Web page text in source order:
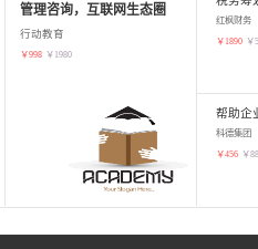
管理咨询，互联网生态圈
行动教育
￥998 ￥ 1980
红枫财务
￥ 1890 ￥
科德集团
￥456 ￥